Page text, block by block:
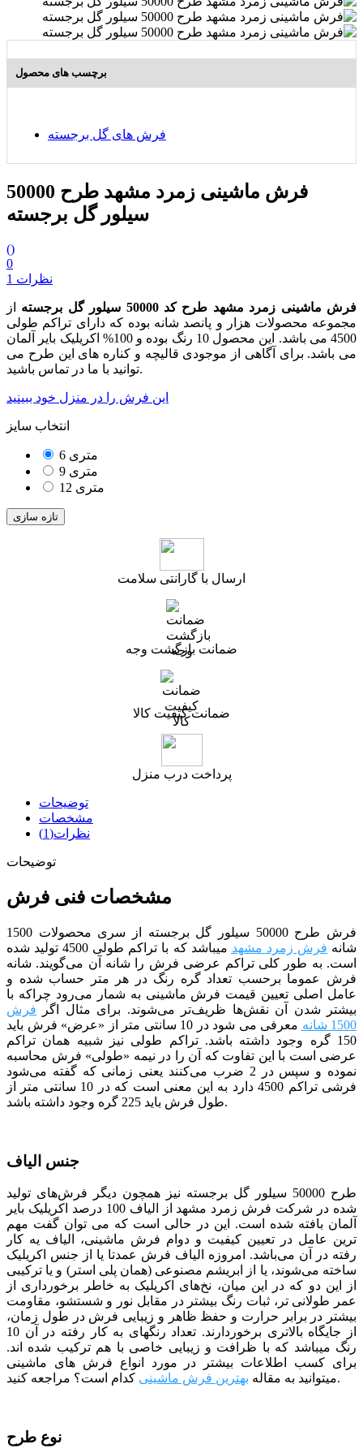
برچسب های محصول
فرش های گل برجسته
فرش ماشینی زمرد مشهد طرح 50000
سیلور گل برجسته
()
0
1 نظرات
فرش ماشینی زمرد مشهد طرح کد 50000 سیلور گل برجسته از
مجموعه محصولات هزار و پانصد شانه بوده که دارای تراکم طولی
4500 می باشد. این محصول 10 رنگ بوده و 100% اکریلیک بایر آلمان
می باشد. برای آگاهی از موجودی قالیچه و کناره های این طرح می
توانید با ما در تماس باشید.
این فرش را در منزل خود ببینید
انتخاب سایز
6 متری
9 متری
12 متری
ارسال با گارانتی سلامت
ضمانت بازگشت وجه
ضمانت کیفیت کالا
پرداخت درب منزل
توضیحات
مشخصات
نظرات(1)
توضیحات
مشخصات فنی فرش
فرش طرح 50000 سیلور گل برجسته از سری محصولات 1500
شانه فرش زمرد مشهد
می­باشد که با تراکم طولی 4500 تولید شده
است. به طور کلی تراکم عرضی فرش را شانه آن می‌گویند. شانه
فرش عموما برحسب تعداد گره رنگ در هر متر حساب شده و
عامل اصلی تعیین قیمت فرش ماشینی به شمار می‌رود چراکه با
بیشتر شدن آن نقش‌ها ظریف‌تر می‌شوند. برای مثال اگر فرش
1500 شانه
معرفی می شود در 10 سانتی متر از «عرض» فرش باید
150 گره وجود داشته باشد. تراکم طولی نیز شبیه همان تراکم
عرضی است با این تفاوت که آن را در نیمه «طولی» فرش محاسبه
نموده و سپس در 2 ضرب می‌کنند یعنی زمانی که گفته می‌شود
فرشی تراکم 4500 دارد به این معنی است که در 10 سانتی متر از
طول فرش باید 225 گره وجود داشته باشد.
جنس الیاف
طرح 50000 سیلور گل برجسته نیز همچون دیگر فرش‌های تولید
شده در شرکت فرش زمرد مشهد از الیاف 100 درصد اکریلیک بایر
آلمان بافته شده است. این در حالی است که می توان گفت مهم
ترین عامل در تعیین کیفیت و دوام فرش ماشینی، الیاف یه کار
رفته در آن می‌باشد. امروزه الیاف فرش عمدتا یا از جنس اکریلیک
ساخته می‌شوند، یا از ابریشم مصنوعی (همان پلی استر) و یا ترکیبی
از این دو که در این میان، نخ‌های اکریلیک به خاطر برخورداری از
عمر طولانی تر، ثبات رنگ بیشتر در مقابل نور و شستشو، مقاومت
بیشتر در برابر حرارت و حفظ ظاهر و زیبایی فرش در طول زمان،
از جایگاه بالاتری برخوردارند. تعداد رنگ­­های به کار رفته در آن 10
رنگ می­باشد که با ظرافت و زیبایی خاصی با هم ترکیب شده­ اند.
برای کسب اطلاعات بیشتر در مورد انواع فرش های ماشینی
میتوانید به مقاله بهترین فرش ماشینی کدام است؟ مراجعه کنید.
نوع طرح